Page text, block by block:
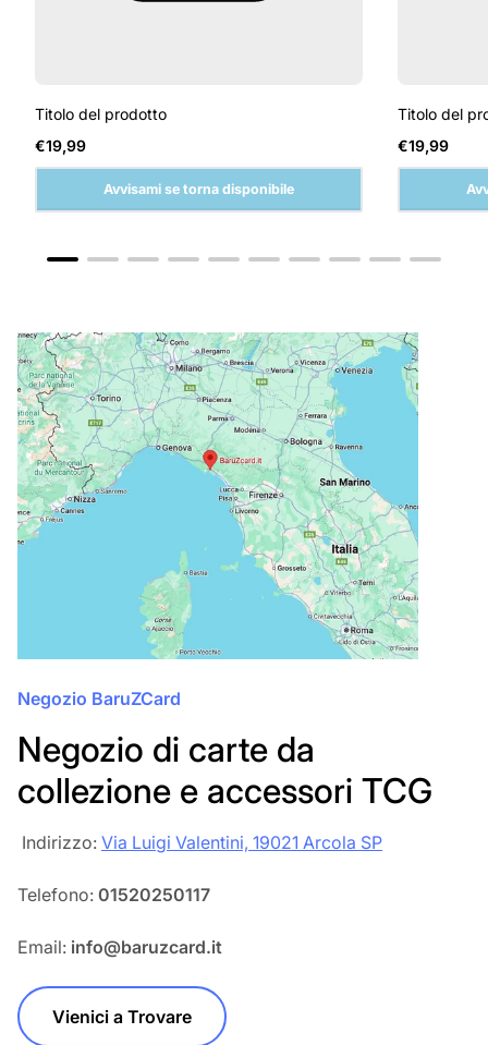
Titolo del prodotto
Prezzo
normale
€19,99
Avvisami se torna disponibile
Titolo del
Prezzo
normale
€19,99
Negozio BaruZCard
Negozio di carte da
collezione e accessori TCG
‎‎ Indirizzo: Via Luigi Valentini, 19021 Arcola SP
Telefono: 01520250117
Email: info@baruzcard.it
Vienici a Trovare